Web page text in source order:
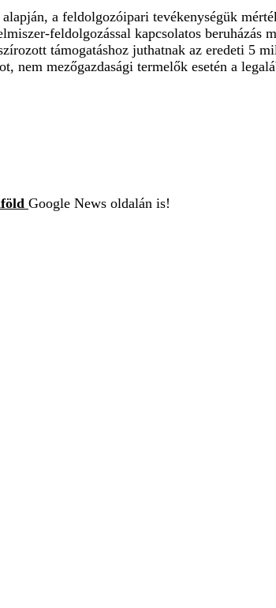
a feldolgozóipari tevékenységük
feldolgozással kapcsolatos beruházás
támogatáshoz juthatnak az eredeti 5
nem mezőgazdasági termelők esetén a
Google News oldalán is!